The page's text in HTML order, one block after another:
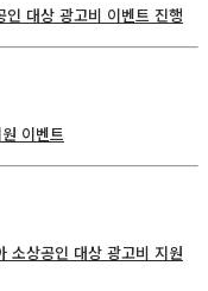
대상 광고비 이벤트 진행
이벤트
소상공인 대상 광고비 지원